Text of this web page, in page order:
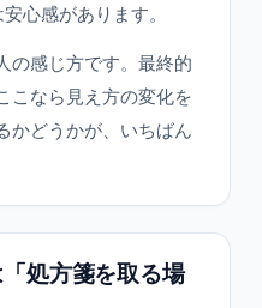
心感があります。
の感じ方です。最終的
こなら見え方の変化を
かどうかが、いちばん
処方箋を取る場